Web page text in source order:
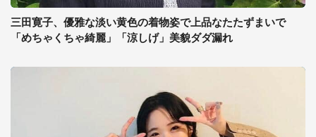
三田寛子、優雅な淡い黄色の着物姿で上品なたたずまいで
「めちゃくちゃ綺麗」「涼しげ」美貌ダダ漏れ